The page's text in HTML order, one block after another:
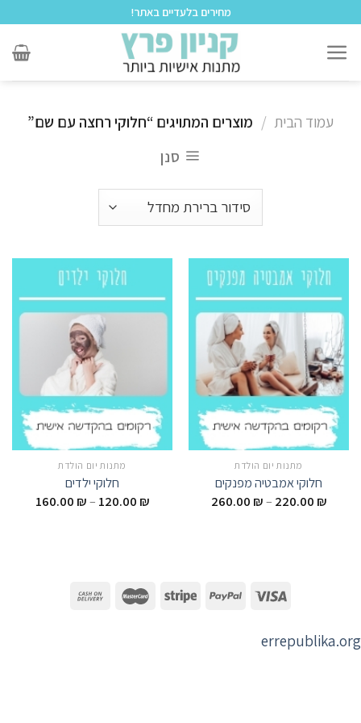
מחירים בלעדיים באתר!
עמוד הבית / מוצרים המתויגים “חלוקי רחצה עם שם”
סנן
מתנות יום הולדת
חלוקי אמבטיה מפנקים
220.00 ₪
–
260.00 ₪
מתנות יום הולדת
חלוקי ילדים
120.00 ₪
–
160.00 ₪
errepublika.org